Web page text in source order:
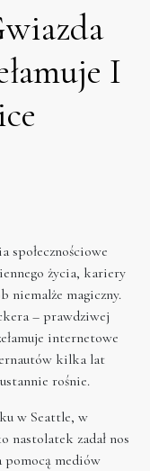
I
społecznościowe
życia, kariery
niemalże magiczny.
– prawdziwej
internetowe
kilka lat
rośnie.
w Seattle, w
nastolatek zadał nos
mediów